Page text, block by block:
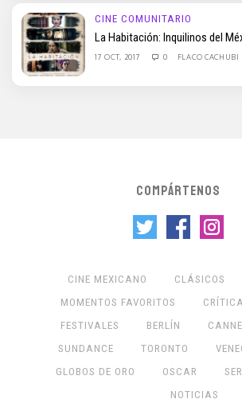
CINE COMUNITARIO
La Habitación: Inquilinos del
17 OCT, 2017 0 FLACO CACHUBI
COMPÁRTENOS
CINE MEXICANO CLÁSICOS
MOMENTOS FAVORITOS
FESTIVALES
BERLÍN
SUNDANCE
TORONTO
GLOBOS DE ORO
OSCAR
NOTICIAS